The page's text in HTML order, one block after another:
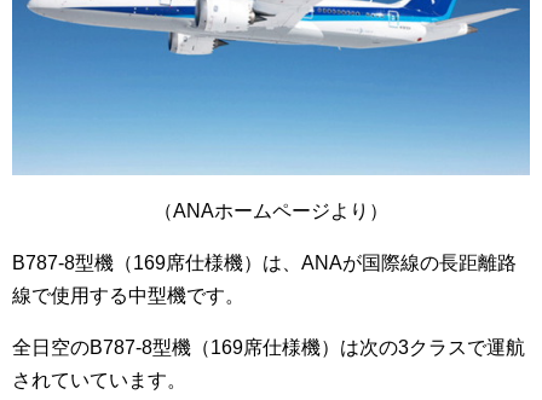
（ANAホームページより）
B787-8型機（169席仕様機）は、ANAが国際線の長距離路
線で使用する中型機です。
全日空のB787-8型機（169席仕様機）は次の3クラスで運航
されていています。